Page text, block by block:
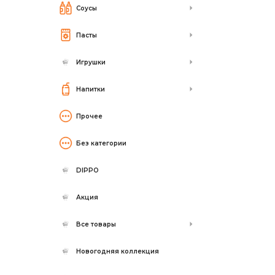
Соусы
Пасты
Игрушки
Напитки
Прочее
Без категории
DIPPO
Акция
Все товары
Новогодняя коллекция